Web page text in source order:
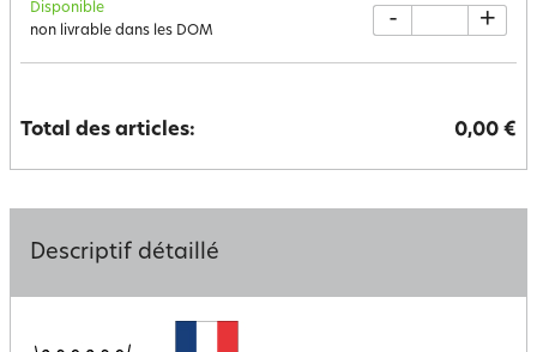
Disponible
non livrable dans les DOM
- +
Total des articles: 0,00 €
Descriptif détaillé